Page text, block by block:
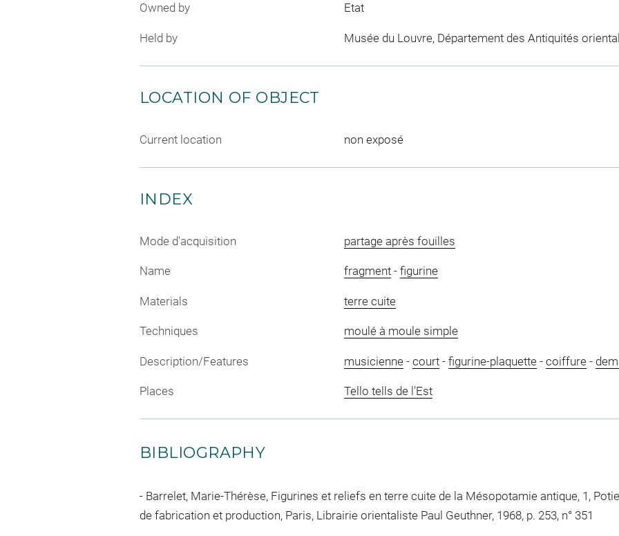
Owned by Etat
Held by Musée du Louvre, Département des Antiquités
LOCATION OF OBJECT
Current location non exposé
INDEX
Mode d'acquisition partage après fouilles
Name fragment- figurine
Materials terre cuite
Techniques moulé à moule simple
Description/Features musicienne- court- figurine-plaquette- coiffure-
Places Tello tells de l'Est
BIBLIOGRAPHY
Barrelet, Marie-Thérèse, Figurines et reliefs en terre cuite de la Mésopotamie antique, 1,
de fabrication et production, Paris, Librairie orientaliste Paul Geuthner, 1968, p. 253, n° 351